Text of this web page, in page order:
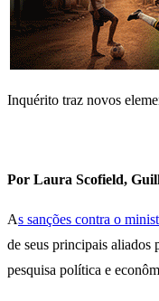
Inquérito traz novos
Por Laura Scofield,
As sanções contra o
de seus principais
pesquisa política e